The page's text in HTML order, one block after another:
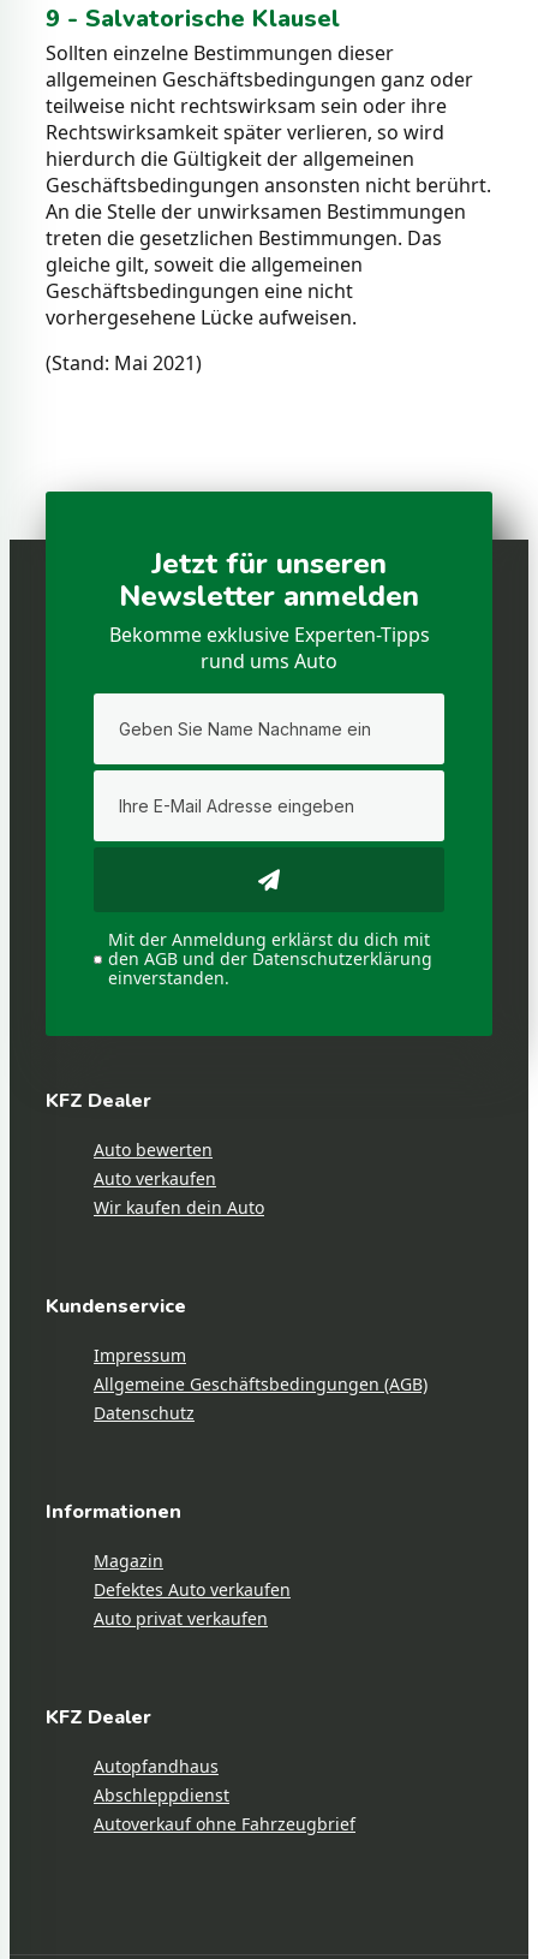
9 - Salvatorische Klausel
Sollten einzelne Bestimmungen dieser
allgemeinen Geschäftsbedingungen ganz oder
teilweise nicht rechtswirksam sein oder ihre
Rechtswirksamkeit später verlieren, so wird
hierdurch die Gültigkeit der allgemeinen
Geschäftsbedingungen ansonsten nicht berührt.
An die Stelle der unwirksamen Bestimmungen
treten die gesetzlichen Bestimmungen. Das
gleiche gilt, soweit die allgemeinen
Geschäftsbedingungen eine nicht
vorhergesehene Lücke aufweisen.
(Stand: Mai 2021)
Jetzt für unseren
Newsletter anmelden
Bekomme exklusive Experten-Tipps
rund ums Auto
Mit der Anmeldung erklärst du dich mit
den AGB und der Datenschutzerklärung
einverstanden.
KFZ Dealer
Auto bewerten
Auto verkaufen
Wir kaufen dein Auto
Kundenservice
Impressum
Allgemeine Geschäftsbedingungen (AGB)
Datenschutz
Informationen
Magazin
Defektes Auto verkaufen
Auto privat verkaufen
KFZ Dealer
Autopfandhaus
Abschleppdienst
Autoverkauf ohne Fahrzeugbrief